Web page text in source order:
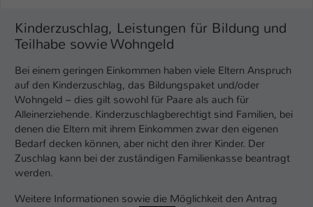
Kinderzuschlag, Leistungen für Bildung und
Teilhabe sowie Wohngeld
Bei einem geringen Einkommen haben viele Eltern Anspruch
auf den Kinderzuschlag, das Bildungspaket und/oder
Wohngeld – dies gilt sowohl für Paare als auch für
Alleinerziehende. Kinderzuschlagberechtigt sind Familien, bei
denen die Eltern mit ihrem Einkommen zwar den eigenen
Bedarf decken können, aber nicht den ihrer Kinder. Der
Zuschlag kann bei der zuständigen Familienkasse beantragt
werden.
Weitere Informationen sowie die Möglichkeit den Antrag